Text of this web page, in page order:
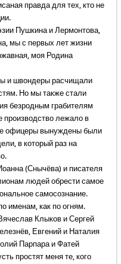
правда для тех, кто не
Пушкина и Лермонтова,
мы с первых лет жизни
моя Родина
и швондеры расчищали
Но мы также стали
безродным грабителям
производство лежало в
офицеры вынуждены были
в который раз на
(Снычёва) и писателя
людей обрести самое
самосознание.
именам, как по огням.
Клыков и Сергей
Евгений и Наталия
Парпара и Фатей
простят меня те, кого